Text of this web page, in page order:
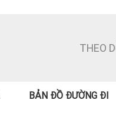
THEO
BẢN ĐỒ ĐƯỜNG ĐI